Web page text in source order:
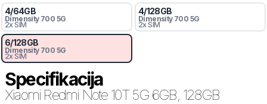
4/64GB
Dimensity 700 5G
2x SIM
4/128GB
Dimensity 700 5G
2x SIM
6/128GB
Dimensity 700 5G
2x SIM
Specifikacija
Xiaomi Redmi Note 10T 5G 6GB, 128GB